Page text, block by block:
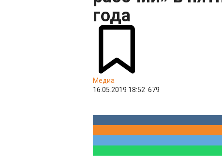
года
Медиа
16.05.2019 18:52 679